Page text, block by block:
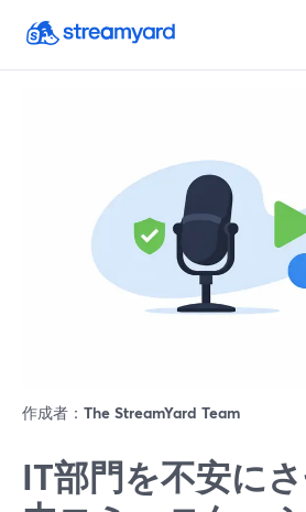
作成者： The StreamYard Team
IT部門を不安に